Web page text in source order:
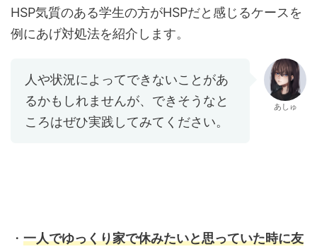
HSP気質のある学生の方がHSPだと感じるケースを
例にあげ対処法を紹介します。
人や状況によってできないことがあ
るかもしれませんが、できそうなと
ころはぜひ実践してみてください。
あしゅ
・ 一人でゆっくり家で休みたいと思っていた時に友